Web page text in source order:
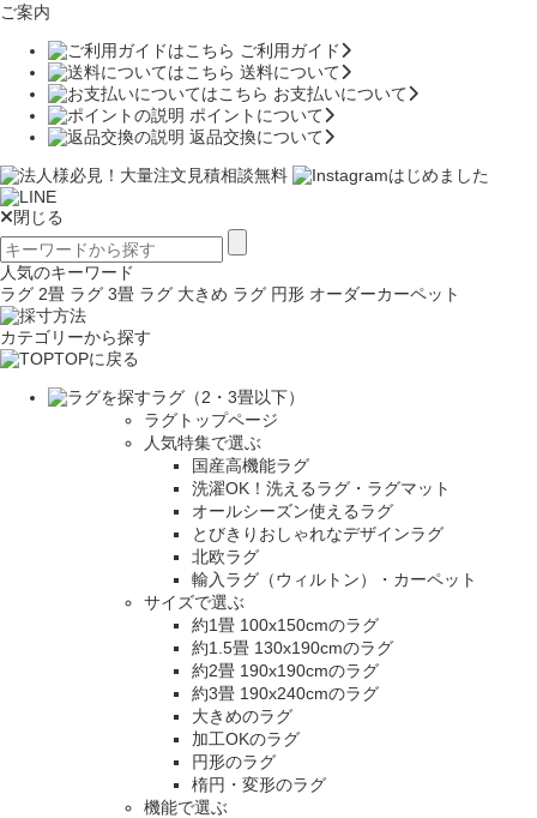
ご案内
ご利用ガイド
送料について
お支払いについて
ポイントについて
返品交換について
閉じる
人気のキーワード
ラグ 2畳 ラグ 3畳 ラグ 大きめ ラグ 円形 オーダーカーペット
カテゴリーから探す
TOPに戻る
ラグ（2・3畳以下）
ラグトップページ
人気特集で選ぶ
国産高機能ラグ
洗濯OK！洗えるラグ・ラグマット
オールシーズン使えるラグ
とびきりおしゃれなデザインラグ
北欧ラグ
輸入ラグ（ウィルトン）・カーペット
サイズで選ぶ
約1畳 100x150cmのラグ
約1.5畳 130x190cmのラグ
約2畳 190x190cmのラグ
約3畳 190x240cmのラグ
大きめのラグ
加工OKのラグ
円形のラグ
楕円・変形のラグ
機能で選ぶ